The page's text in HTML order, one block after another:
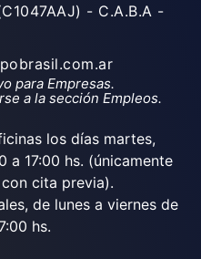
- C.A.B.A -
para Empresas.
a la sección Empleos.
los días martes,
a 17:00 hs. (únicamente
cita previa).
de lunes a viernes de
hs.